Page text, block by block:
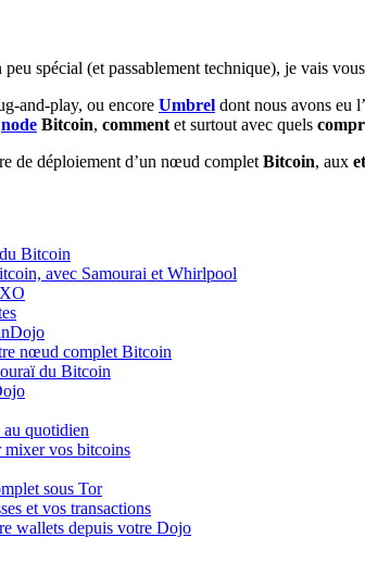
spécial (et passablement technique), je vais
and-play, ou encore Umbrel dont nous avons eu
node Bitcoin, comment et surtout avec quels
de déploiement d’un nœud complet Bitcoin, aux
Bitcoin
avec Samourai et Whirlpool
nœud complet Bitcoin
du Bitcoin
au quotidien
vos bitcoins
sous Tor
et vos transactions
wallets depuis votre Dojo